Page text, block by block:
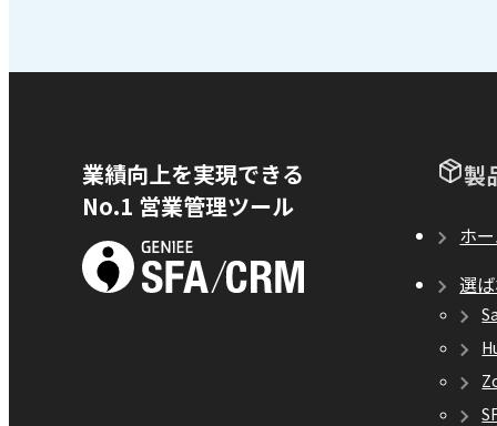
業績向上を実現できる
No.1 営業管理ツール
製
ホ
選